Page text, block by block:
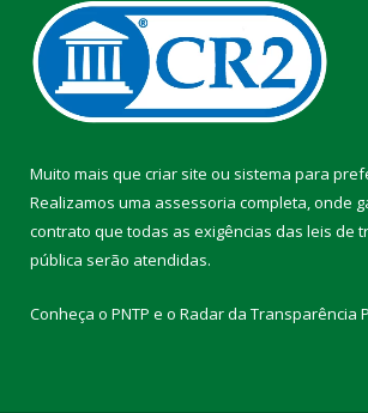
Muito mais que criar site ou sistema para
Realizamos uma assessoria completa, onde
contrato que todas as exigências das leis de
pública serão atendidas.
Conheça o PNTP e o Radar da Transparência